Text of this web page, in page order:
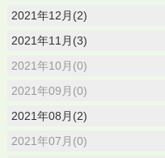
2021年12月(2)
2021年11月(3)
2021年10月(0)
2021年09月(0)
2021年08月(2)
2021年07月(0)